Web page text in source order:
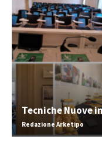
Tecniche Nuove
Redazione Arketipo